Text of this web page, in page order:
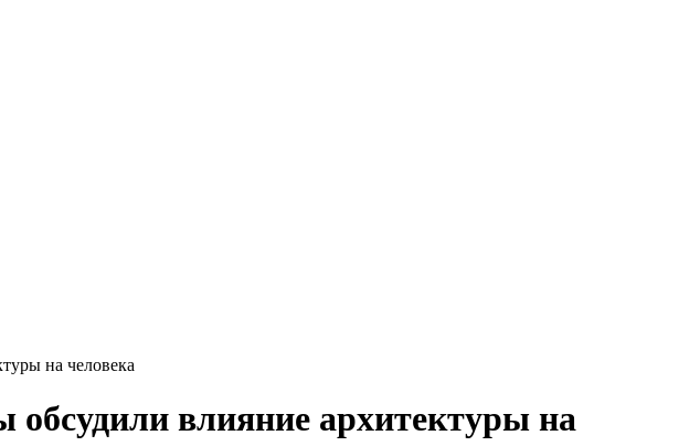
на человека
влияние архитектуры на